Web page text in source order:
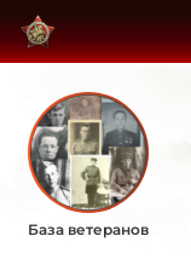
База ветеранов